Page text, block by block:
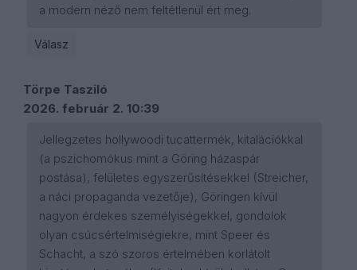
a modern néző nem feltétlenül ért meg.
Válasz
Törpe Tasziló
2026. február 2. 10:39
Jellegzetes hollywoodi tucattermék, kitalációkkal
(a pszichomókus mint a Göring házaspár
postása), felületes egyszerűsítésekkel (Streicher,
a náci propaganda vezetője), Göringen kívül
nagyon érdekes személyiségekkel, gondolok
olyan csúcsértelmiségiekre, mint Speer és
Schacht, a szó szoros értelmében korlátolt